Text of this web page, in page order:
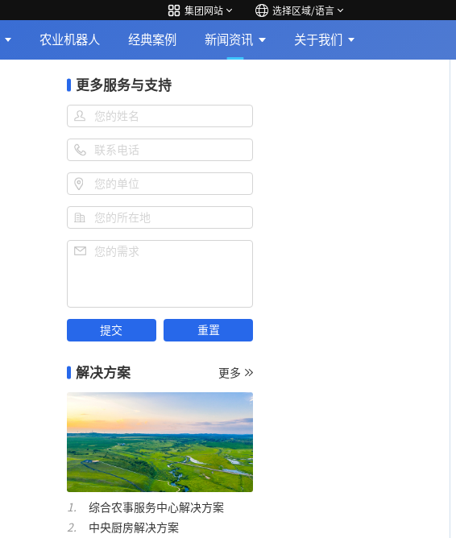
集团网站 选择区域/语言
农业机器人 经典案例 新闻资讯 关于我们
更多服务与支持
您的姓名
联系电话
您的单位
您的所在地
您的需求
解决方案 更多
综合农事服务中心解决方案
中央厨房解决方案